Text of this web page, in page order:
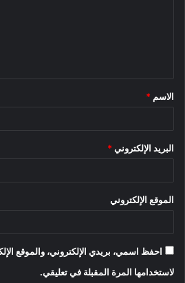
*
الاسم *
البريد الإلكتروني *
الموقع الإلكتروني
احفظ اسمي، بريدي الإلكتروني، والموقع
لاستخدامها المرة المقبلة في تعليقي.